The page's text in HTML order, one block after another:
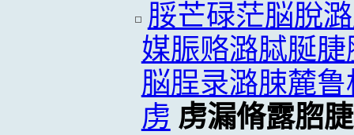
脮芒碌茫脳脫
媒脤赂潞脦脠
脳脭录潞脨麓
虏 虏漏脩露脗